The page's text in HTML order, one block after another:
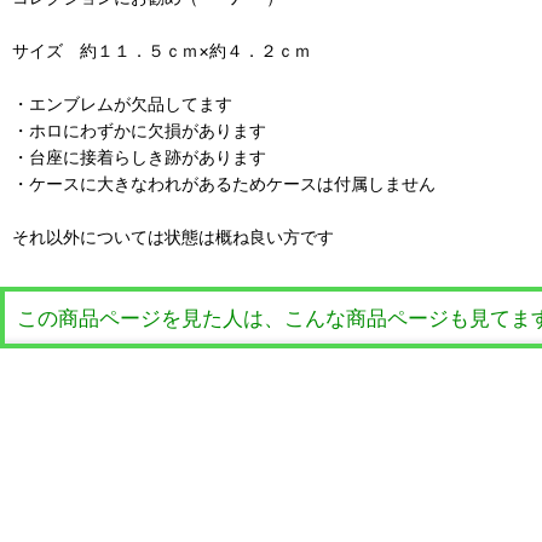
サイズ 約１１．５ｃｍ×約４．２ｃｍ
・エンブレムが欠品してます
・ホロにわずかに欠損があります
・台座に接着らしき跡があります
・ケースに大きなわれがあるためケースは付属しません
それ以外については状態は概ね良い方です
この商品ページを見た人は、こんな商品ページも見てま